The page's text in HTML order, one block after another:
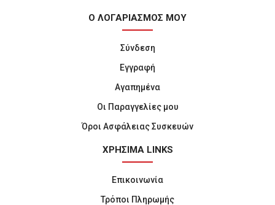
Ο ΛΟΓΑΡΙΑΣΜΟΣ ΜΟΥ
Σύνδεση
Εγγραφή
Αγαπημένα
Οι Παραγγελίες μου
Όροι Ασφάλειας Συσκευών
ΧΡΗΣΙΜΑ LINKS
Επικοινωνία
Τρόποι Πληρωμής